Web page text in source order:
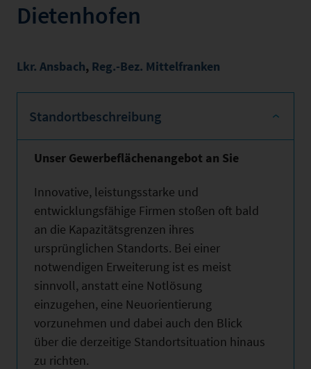
Dietenhofen
Lkr. Ansbach, Reg.-Bez. Mittelfranken
Standortbeschreibung
Unser Gewerbeflächenangebot an Sie
Innovative, leistungsstarke und
entwicklungsfähige Firmen stoßen oft bald
an die Kapazitätsgrenzen ihres
ursprünglichen Standorts. Bei einer
notwendigen Erweiterung ist es meist
sinnvoll, anstatt eine Notlösung
einzugehen, eine Neuorientierung
vorzunehmen und dabei auch den Blick
über die derzeitige Standortsituation hinaus
zu richten.